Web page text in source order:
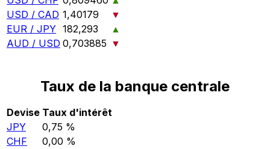
USD / CAD 1,40179
▼
EUR / JPY 182,293
▲
AUD / USD 0,703885 ▼
Taux de la banque centrale
Devise Taux d'intérêt
JPY
0,75 %
CHF
0,00 %